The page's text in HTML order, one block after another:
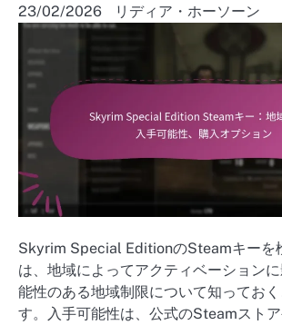
23/02/2026 リディア・ホーソーン
Skyrim Special EditionのSteamキーを
は、地域によってアクティベーション
能性のある地域制限について知ってお
す。入手可能性は、公式のSteamスト